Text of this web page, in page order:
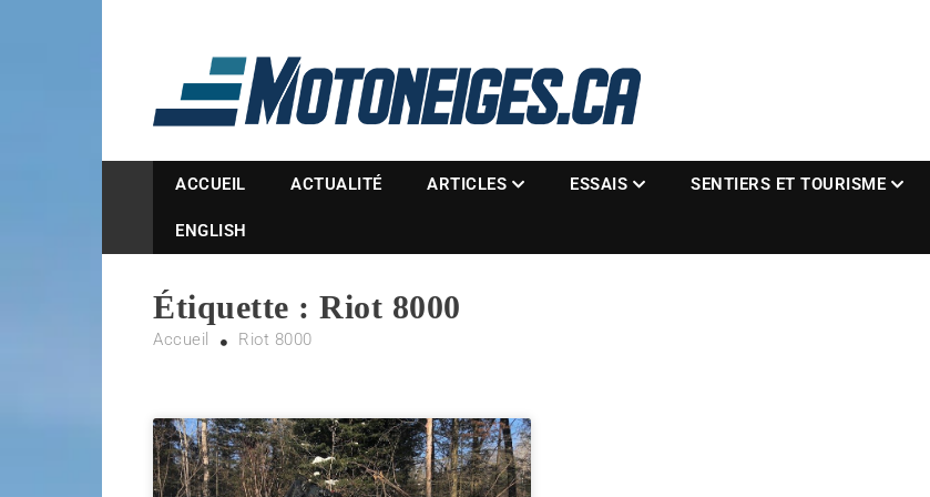
Magazine Motoneiges.ca
ACCUEIL ACTUALITÉ ARTICLES ESSAIS SENTIERS ET TOURISME
ENGLISH
Étiquette :Riot 8000
Accueil Riot 8000